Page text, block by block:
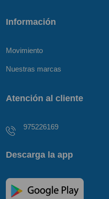
Información
Movimiento
Nuestras marcas
Atención al cliente
975226169
Descarga la app